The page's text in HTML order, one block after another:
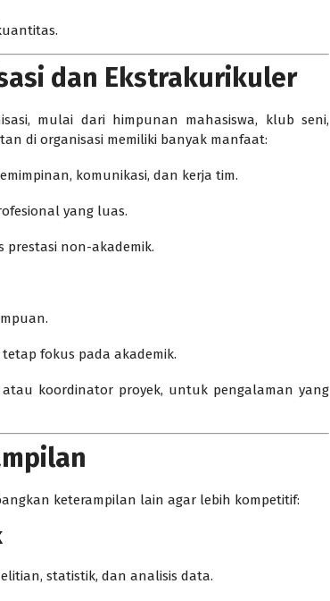
dan Ekstrakurikuler
mulai dari himpunan mahasiswa, klub seni,
di organisasi memiliki banyak manfaat:
komunikasi, dan kerja tim.
yang luas.
prestasi non-akademik.
fokus pada akademik.
koordinator proyek, untuk pengalaman yang
keterampilan lain agar lebih kompetitif:
statistik, dan analisis data.